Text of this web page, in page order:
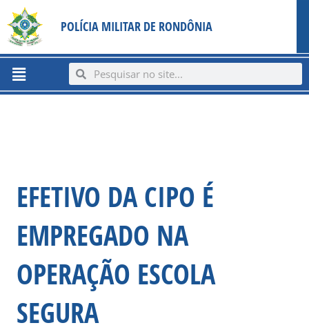
content
para
conteúdo
POLÍCIA MILITAR DE RONDÔNIA
Menu SearchSearch
EFETIVO DA CIPO É
EMPREGADO NA
OPERAÇÃO ESCOLA
SEGURA